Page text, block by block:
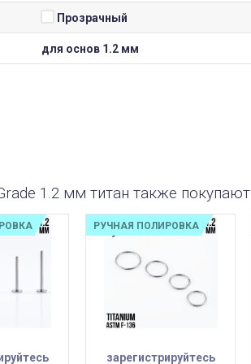
Прозрачный
для основ 1.2 мм
1.2 мм титан также покупают
зарегистрируйтесь
РУЧНАЯ ПОЛИРОВКА